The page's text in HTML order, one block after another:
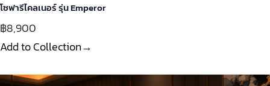
โซฟารีไคลเนอร์ รุ่น Emperor
฿8,900
Add to Collection→